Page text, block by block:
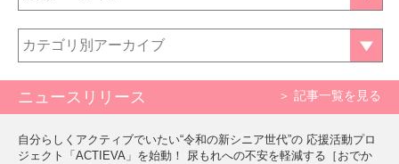
カテゴリ別アーカイブ
ニュースリリース ＞ 記事一覧を見る
自分らしくアクティブでいたい“令和の新シニア世代”の 応援活動プロ
ジェクト「ACTIEVA」を始動！ 尿もれへの不安を軽減する［おでか